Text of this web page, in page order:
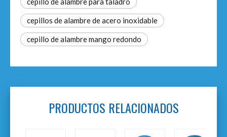
cepillos de alambre de acero inoxidable
cepillo de alambre mango redondo
PRODUCTOS RELACIONADOS